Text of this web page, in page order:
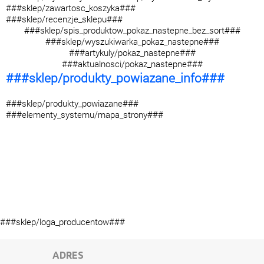
###sklep/zawartosc_koszyka###
###sklep/recenzje_sklepu###
###sklep/spis_produktow_pokaz_nastepne_bez_sort###
###sklep/wyszukiwarka_pokaz_nastepne###
###artykuly/pokaz_nastepne###
###aktualnosci/pokaz_nastepne###
###sklep/produkty_powiazane_info###
###sklep/produkty_powiazane###
###elementy_systemu/mapa_strony###
###sklep/loga_producentow###
ADRES